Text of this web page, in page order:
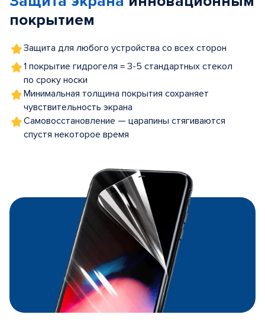
покрытием
Защита для любого устройства со всех сторон
1 покрытие гидрогеля = 3-5 стандартных стекол
по сроку носки
Минимальная толщина покрытия сохраняет
чувствительность экрана
Самовосстановление — царапины стягиваются
спустя некоторое время